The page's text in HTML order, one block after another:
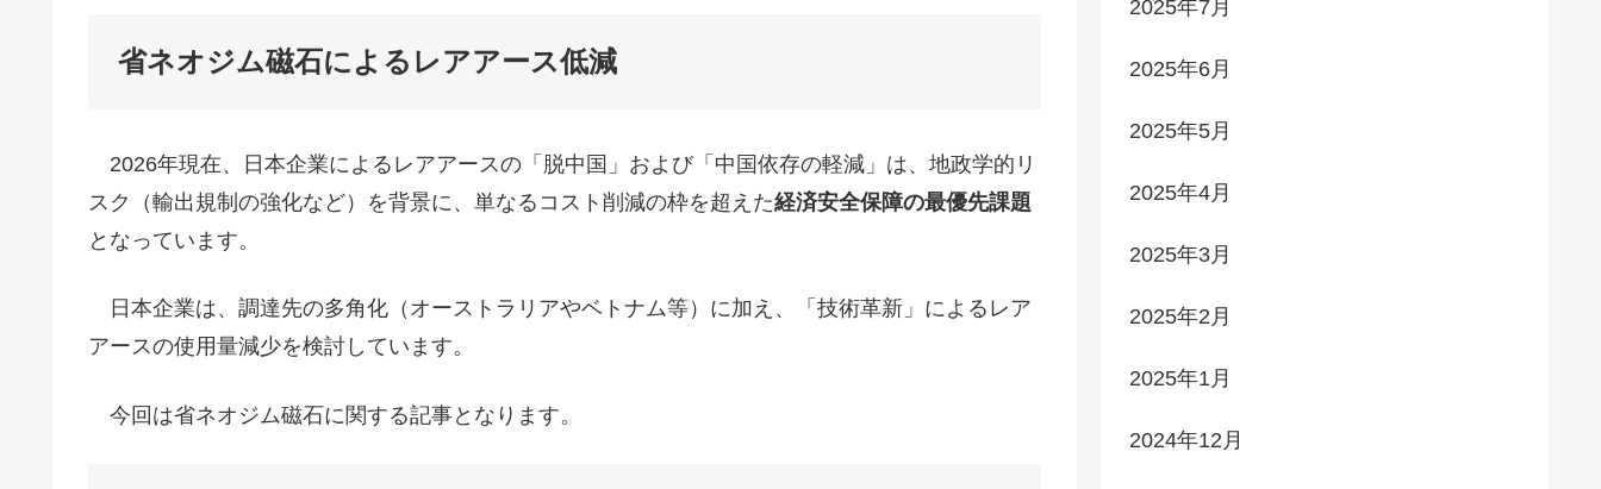
省ネオジム磁石によるレアアース低減
2026年現在、日本企業によるレアアースの「脱中国」および「中国依存の軽減」は、地政学的リ
スク（輸出規制の強化など）を背景に、単なるコスト削減の枠を超えた経済安全保障の最優先課題
となっています。
日本企業は、調達先の多角化（オーストラリアやベトナム等）に加え、「技術革新」によるレア
アースの使用量減少を検討しています。
今回は省ネオジム磁石に関する記事となります。
2025年7月
2025年6月
2025年5月
2025年4月
2025年3月
2025年2月
2025年1月
2024年12月